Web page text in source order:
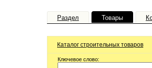
Раздел Товары
Каталог строительных товаров
Ключевое слово: